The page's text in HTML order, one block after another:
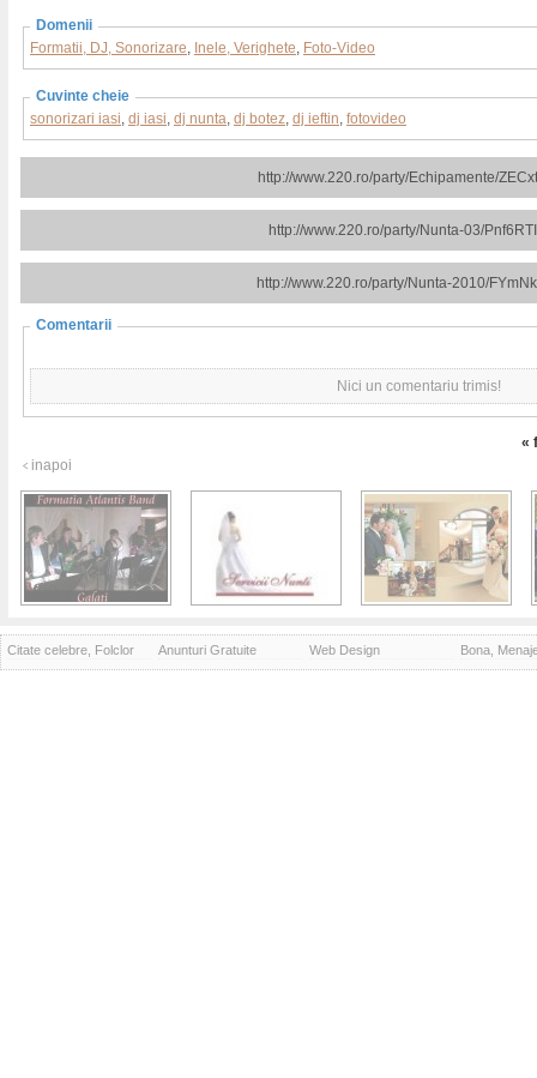
Domenii
Formatii, DJ, Sonorizare, Inele, Verighete, Foto-Video
Cuvinte cheie
sonorizari iasi, dj iasi, dj nunta, dj botez, dj ieftin, fotovideo
http://www.220.ro/party/Echipamente/
http://www.220.ro/party/Nunta-03/
http://www.220.ro/party/Nunta-2010/
Comentarii
Nici un comentariu trimis!
«
inapoi
Citate celebre, Folclor Anunturi Gratuite Web Design Bona,